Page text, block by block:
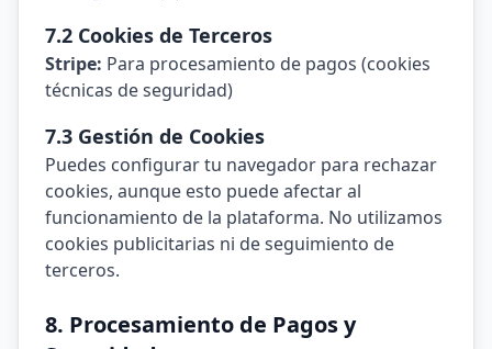
7.2 Cookies de Terceros
Stripe: Para procesamiento de pagos (cookies
técnicas de seguridad)
7.3 Gestión de Cookies
Puedes configurar tu navegador para rechazar
cookies, aunque esto puede afectar al
funcionamiento de la plataforma. No utilizamos
cookies publicitarias ni de seguimiento de
terceros.
8. Procesamiento de Pagos y